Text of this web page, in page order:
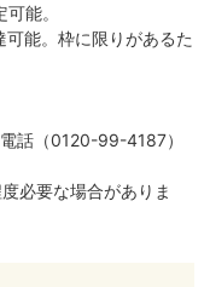
能。
能。枠に限りがあるた
話（0120-99-4187）
必要な場合がありま